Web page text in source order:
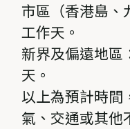
市區（香港島、
工作天。
新界及偏遠地區
天。
以上為預計時間
氣、交通或其他